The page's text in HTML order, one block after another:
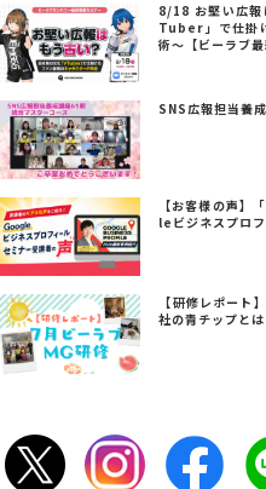
8/18 お堅い広報
Tuber」で仕掛
術～【ビーラブ最
SNS広報担当養
【お客様の声】
leビジネスプロ
【研修レポート
社の青チップとは